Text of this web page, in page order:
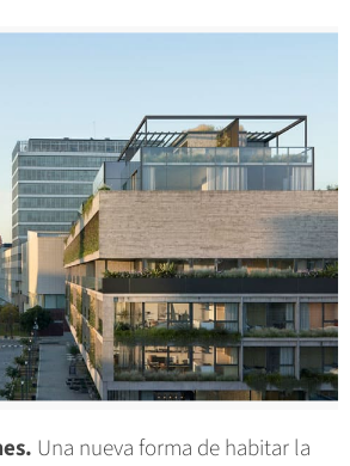
Una nueva forma de habitar la